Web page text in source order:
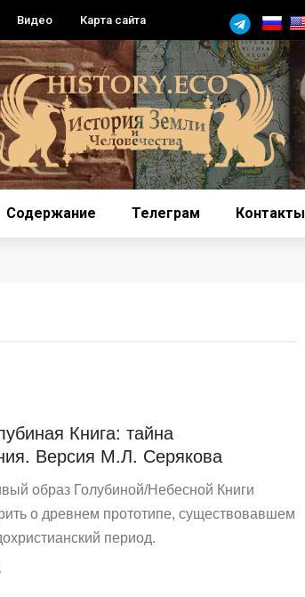
Видео Карта сайта
Содержание Телеграм Контакты
Книга: тайна
Версия М.Л. Серякова
образ Голубиной/Небесной Книги
о древнем прототипе, существовавшем
период.